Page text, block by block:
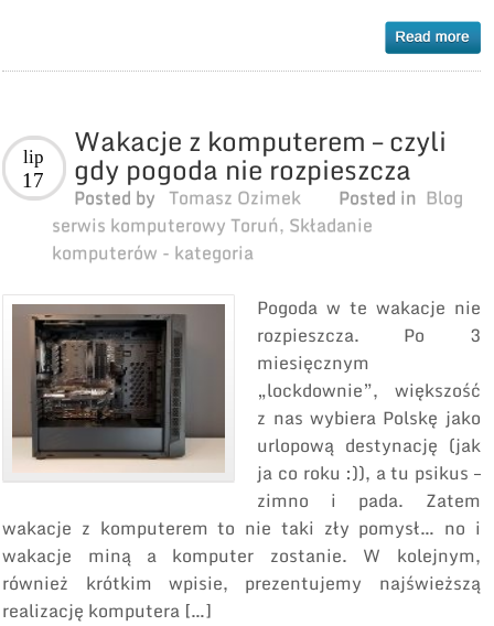
Wakacje z komputerem – czyli
gdy pogoda nie rozpieszcza
lip
17
Posted by Tomasz Ozimek Posted in Blog
serwis komputerowy Toruń, Składanie
komputerów - kategoria
Pogoda w te wakacje nie
rozpieszcza. Po 3
miesięcznym
„lockdownie”, większość
z nas wybiera Polskę jako
urlopową destynację (jak
ja co roku :)), a tu psikus –
zimno i pada. Zatem
wakacje z komputerem to nie taki zły pomysł… no i
wakacje miną a komputer zostanie. W kolejnym,
również krótkim wpisie, prezentujemy najświeższą
realizację komputera […]